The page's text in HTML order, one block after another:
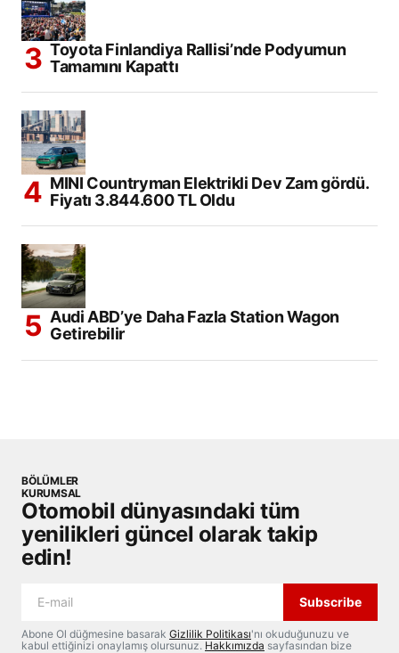
Toyota Finlandiya Rallisi’nde Podyumun
Tamamını Kapattı
MINI Countryman Elektrikli Dev Zam gördü.
Fiyatı 3.844.600 TL Oldu
Audi ABD’ye Daha Fazla Station Wagon
Getirebilir
BÖLÜMLER
KURUMSAL
Otomobil dünyasındaki tüm
yenilikleri güncel olarak takip
edin!
Subscribe
Abone Ol düğmesine basarak Gizlilik Politikası'nı okuduğunuzu ve
kabul ettiğinizi onaylamış olursunuz. Hakkımızda sayfasından bize